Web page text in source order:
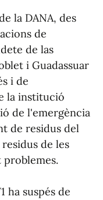
la DANA, des
de
de las
i Guadassuar
i de
la institució
de l'emergència
de residus del
de les
problemes.
ha suspés de